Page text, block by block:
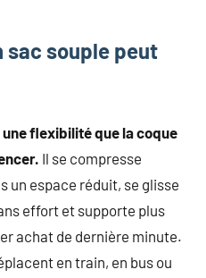
sac souple peut
flexibilité que la coque
Il se compresse
un espace réduit, se glisse
effort et supporte plus
achat de dernière minute.
en train, en bus ou